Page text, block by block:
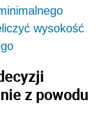
wysokość
z powodu